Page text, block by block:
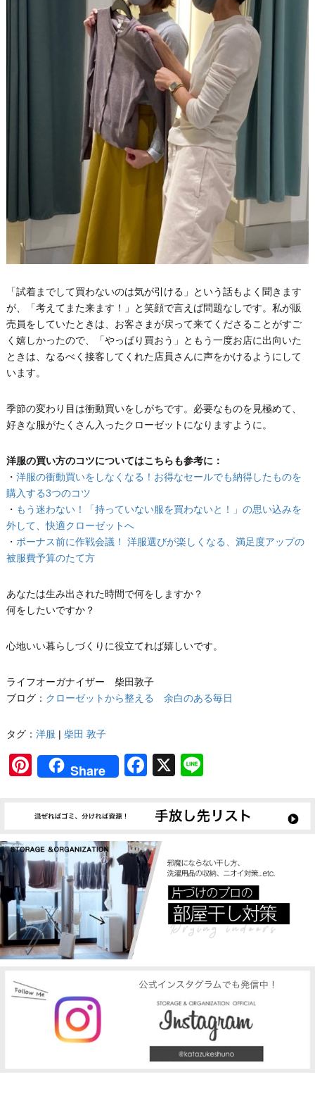
「試着までして買わないのは気が引ける」という話もよく聞きます
が、「考えてまた来ます！」と笑顔で言えば問題なしです。私が販
売員をしていたときは、お客さまが戻って来てくださることがすご
く嬉しかったので、「やっぱり買おう」ともう一度お店に出向いた
ときは、なるべく接客してくれた店員さんに声をかけるようにして
います。
季節の変わり目は衝動買いをしがちです。必要なものを見極めて、
好きな服がたくさん入ったクローゼットになりますように。
洋服の買い方のコツについてはこちらも参考に：
・ 洋服の衝動買いをしなくなる！お得なセールでも納得したものを
購入する3つのコツ
・ もう迷わない！「持っていない服を買わないと！」の思い込みを
外して、快適クローゼットへ
・ ボーナス前に作戦会議！ 洋服選びが楽しくなる、満足度アップの
被服費予算のたて方
あなたは生み出された時間で何をしますか？
何をしたいですか？
心地いい暮らしづくりに役立てれば嬉しいです。
ライフオーガナイザー 柴田敦子
ブログ： クローゼットから整える 余白のある毎日
タグ： 洋服 | 柴田 敦子
Pinterest
Share Facebook
X